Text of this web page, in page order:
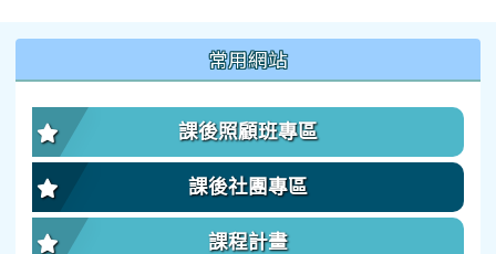
常用網站
課後照顧班專區
課後社團專區
課程計畫